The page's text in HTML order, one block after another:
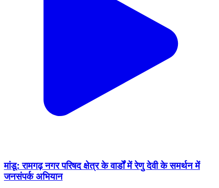
मांडू: रामगढ़ नगर परिषद क्षेत्र के वार्डों में रेणु देवी के समर्थन में
जनसंपर्क अभियान